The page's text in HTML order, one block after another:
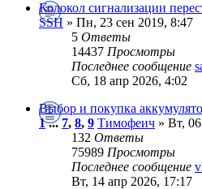
Колокол сигнализации
SSH » Пн, 23 сен 2019, 8:47
5 Ответы
14437 Просмотры
Последнее сообщение
Сб, 18 апр 2026, 4:02
Выбор и покупка
1...7, 8, 9 Тимофеич » Вт,
132 Ответы
75989 Просмотры
Последнее сообщение
Вт, 14 апр 2026, 17:17